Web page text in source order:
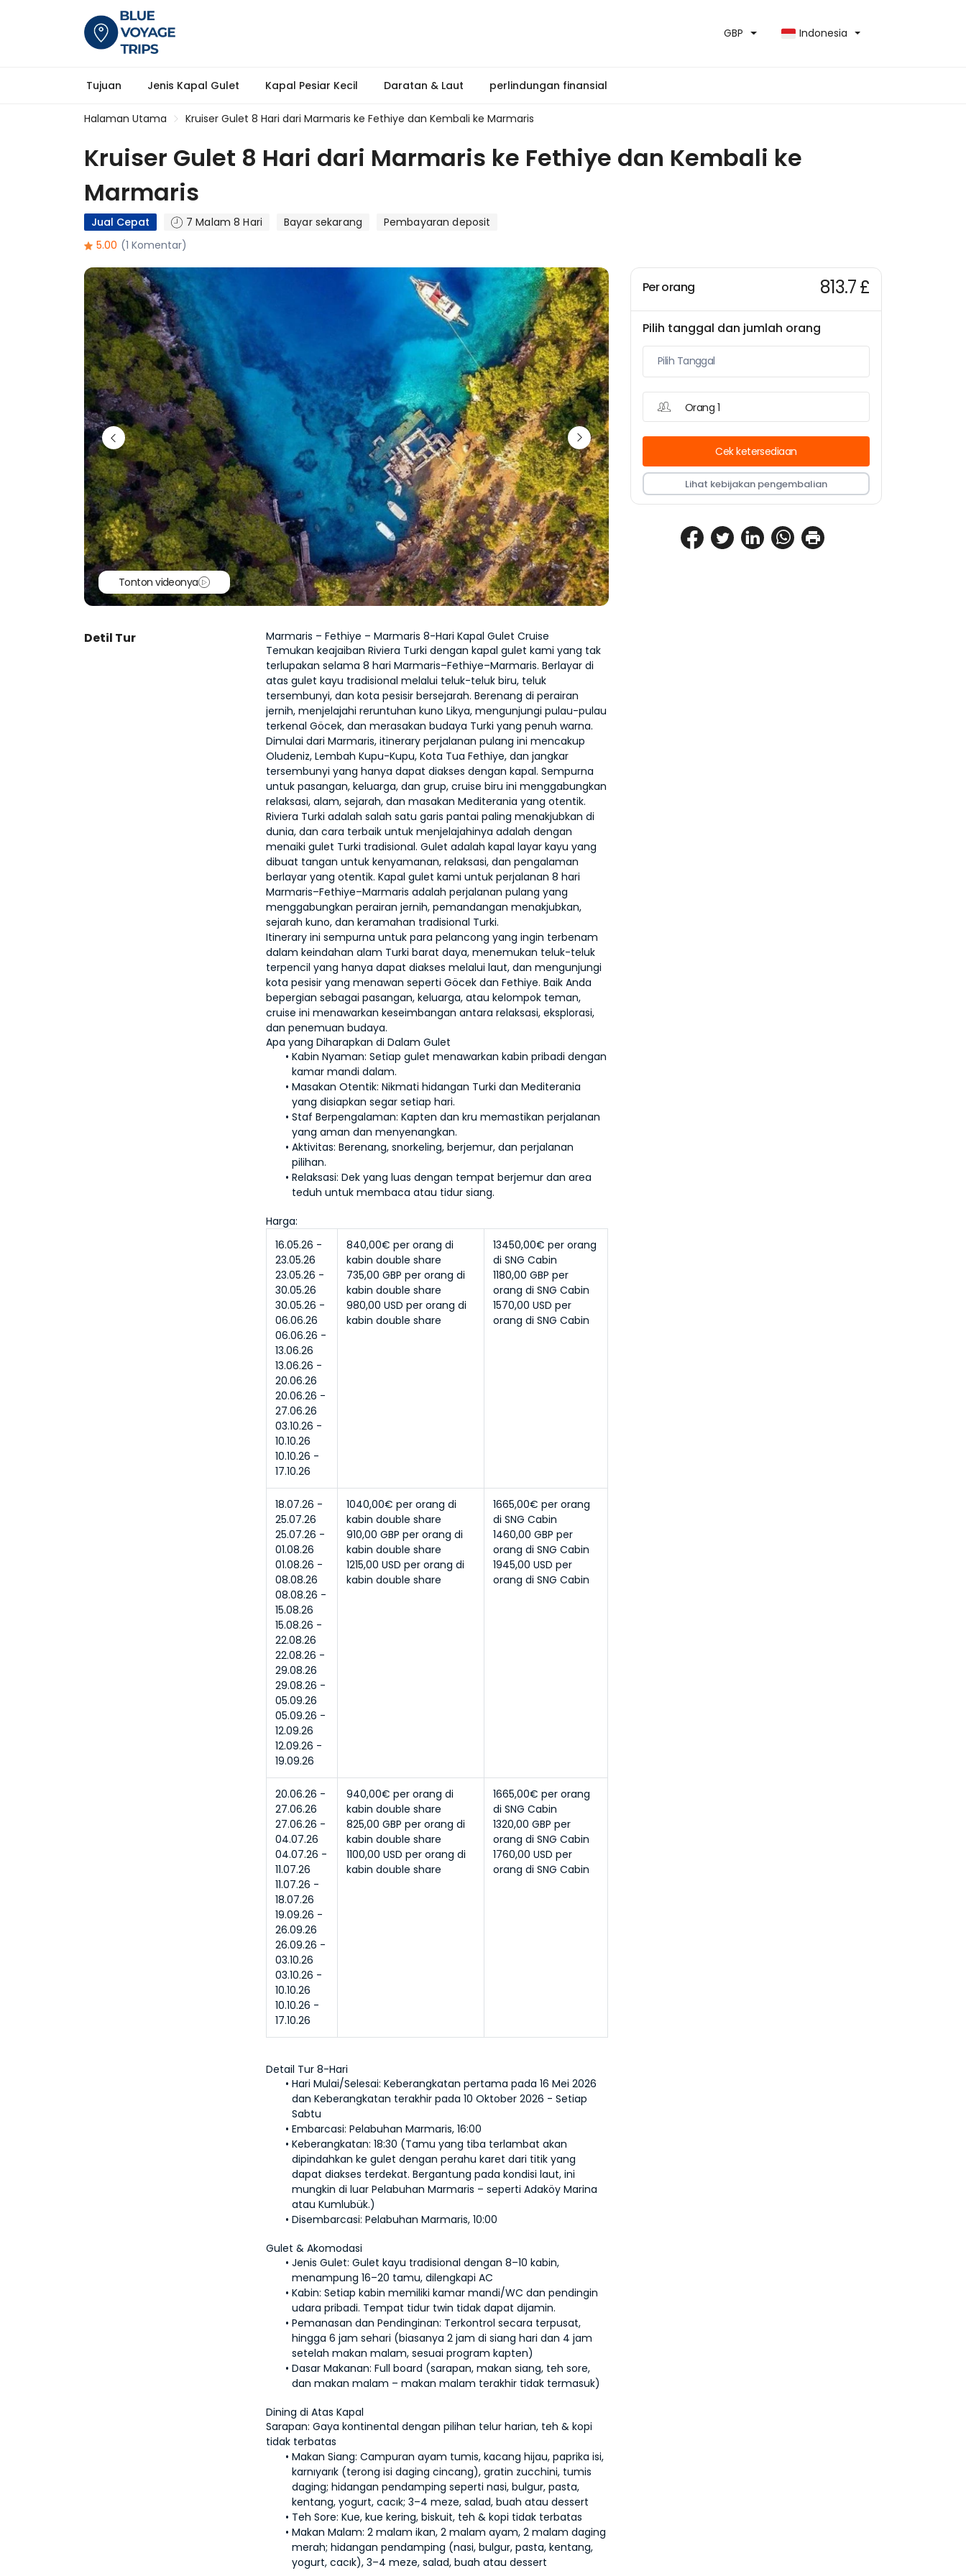
GBP Indonesia
Tujuan Jenis Kapal Gulet Kapal Pesiar Kecil Daratan & Laut perlindungan finansial
Halaman Utama Kruiser Gulet 8 Hari dari Marmaris ke Fethiye dan Kembali ke Marmaris
Kruiser Gulet 8 Hari dari Marmaris ke Fethiye dan Kembali ke
Marmaris
Jual Cepat 7 Malam 8 Hari Bayar sekarang
Pembayaran deposit
5.00 (1 Komentar)
Tonton videonya
Detil Tur
Marmaris – Fethiye – Marmaris 8-Hari Kapal Gulet Cruise
Temukan keajaiban Riviera Turki dengan kapal gulet kami yang tak
terlupakan selama 8 hari Marmaris–Fethiye–Marmaris. Berlayar di
atas gulet kayu tradisional melalui teluk-teluk biru, teluk
tersembunyi, dan kota pesisir bersejarah. Berenang di perairan
jernih, menjelajahi reruntuhan kuno Likya, mengunjungi pulau-pulau
terkenal Göcek, dan merasakan budaya Turki yang penuh warna.
Dimulai dari Marmaris, itinerary perjalanan pulang ini mencakup
Oludeniz, Lembah Kupu-Kupu, Kota Tua Fethiye, dan jangkar
tersembunyi yang hanya dapat diakses dengan kapal. Sempurna
untuk pasangan, keluarga, dan grup, cruise biru ini menggabungkan
relaksasi, alam, sejarah, dan masakan Mediterania yang otentik.
Riviera Turki adalah salah satu garis pantai paling menakjubkan di
dunia, dan cara terbaik untuk menjelajahinya adalah dengan
menaiki gulet Turki tradisional. Gulet adalah kapal layar kayu yang
dibuat tangan untuk kenyamanan, relaksasi, dan pengalaman
berlayar yang otentik. Kapal gulet kami untuk perjalanan 8 hari
Marmaris–Fethiye–Marmaris adalah perjalanan pulang yang
menggabungkan perairan jernih, pemandangan menakjubkan,
sejarah kuno, dan keramahan tradisional Turki.
Itinerary ini sempurna untuk para pelancong yang ingin terbenam
dalam keindahan alam Turki barat daya, menemukan teluk-teluk
terpencil yang hanya dapat diakses melalui laut, dan mengunjungi
kota pesisir yang menawan seperti Göcek dan Fethiye. Baik Anda
bepergian sebagai pasangan, keluarga, atau kelompok teman,
cruise ini menawarkan keseimbangan antara relaksasi, eksplorasi,
dan penemuan budaya.
Apa yang Diharapkan di Dalam Gulet
Kabin Nyaman: Setiap gulet menawarkan kabin pribadi dengan
kamar mandi dalam.
Masakan Otentik: Nikmati hidangan Turki dan Mediterania
yang disiapkan segar setiap hari.
Staf Berpengalaman: Kapten dan kru memastikan perjalanan
yang aman dan menyenangkan.
Aktivitas: Berenang, snorkeling, berjemur, dan perjalanan
pilihan.
Relaksasi: Dek yang luas dengan tempat berjemur dan area
teduh untuk membaca atau tidur siang.
Harga:
16.05.26 -
23.05.26
23.05.26 -
30.05.26
30.05.26 -
06.06.26
06.06.26 -
13.06.26
13.06.26 -
20.06.26
20.06.26 -
27.06.26
03.10.26 -
10.10.26
10.10.26 -
17.10.26
840,00€ per orang di
kabin double share
735,00 GBP per orang di
kabin double share
980,00 USD per orang di
kabin double share
13450,00€ per orang
di SNG Cabin
1180,00 GBP per
orang di SNG Cabin
1570,00 USD per
orang di SNG Cabin
18.07.26 -
25.07.26
25.07.26 -
01.08.26
01.08.26 -
08.08.26
08.08.26 -
15.08.26
15.08.26 -
22.08.26
22.08.26 -
29.08.26
29.08.26 -
05.09.26
05.09.26 -
12.09.26
12.09.26 -
19.09.26
1040,00€ per orang di
kabin double share
910,00 GBP per orang di
kabin double share
1215,00 USD per orang di
kabin double share
1665,00€ per orang
di SNG Cabin
1460,00 GBP per
orang di SNG Cabin
1945,00 USD per
orang di SNG Cabin
20.06.26 -
27.06.26
27.06.26 -
04.07.26
04.07.26 -
11.07.26
11.07.26 -
18.07.26
19.09.26 -
26.09.26
26.09.26 -
03.10.26
03.10.26 -
10.10.26
10.10.26 -
17.10.26
940,00€ per orang di
kabin double share
825,00 GBP per orang di
kabin double share
1100,00 USD per orang di
kabin double share
1665,00€ per orang
di SNG Cabin
1320,00 GBP per
orang di SNG Cabin
1760,00 USD per
orang di SNG Cabin
Detail Tur 8-Hari
Hari Mulai/Selesai: Keberangkatan pertama pada 16 Mei 2026
dan Keberangkatan terakhir pada 10 Oktober 2026 - Setiap
Sabtu
Embarcasi: Pelabuhan Marmaris, 16:00
Keberangkatan: 18:30 (Tamu yang tiba terlambat akan
dipindahkan ke gulet dengan perahu karet dari titik yang
dapat diakses terdekat. Bergantung pada kondisi laut, ini
mungkin di luar Pelabuhan Marmaris – seperti Adaköy Marina
atau Kumlubük.)
Disembarcasi: Pelabuhan Marmaris, 10:00
Gulet & Akomodasi
Jenis Gulet: Gulet kayu tradisional dengan 8–10 kabin,
menampung 16–20 tamu, dilengkapi AC
Kabin: Setiap kabin memiliki kamar mandi/WC dan pendingin
udara pribadi. Tempat tidur twin tidak dapat dijamin.
Pemanasan dan Pendinginan: Terkontrol secara terpusat,
hingga 6 jam sehari (biasanya 2 jam di siang hari dan 4 jam
setelah makan malam, sesuai program kapten)
Dasar Makanan: Full board (sarapan, makan siang, teh sore,
dan makan malam – makan malam terakhir tidak termasuk)
Dining di Atas Kapal
Sarapan: Gaya kontinental dengan pilihan telur harian, teh & kopi
tidak terbatas
Makan Siang: Campuran ayam tumis, kacang hijau, paprika isi,
karnıyarık (terong isi daging cincang), gratin zucchini, tumis
daging; hidangan pendamping seperti nasi, bulgur, pasta,
kentang, yogurt, cacık; 3–4 meze, salad, buah atau dessert
Teh Sore: Kue, kue kering, biskuit, teh & kopi tidak terbatas
Makan Malam: 2 malam ikan, 2 malam ayam, 2 malam daging
merah; hidangan pendamping (nasi, bulgur, pasta, kentang,
yogurt, cacık), 3–4 meze, salad, buah atau dessert
Per orang 813.7 £
Pilih tanggal dan jumlah orang
Orang 1
Cek ketersediaan
Lihat kebijakan pengembalian